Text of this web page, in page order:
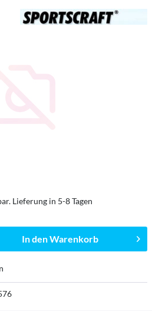
Lieferung in 5-8 Tagen
In denWarenkorb